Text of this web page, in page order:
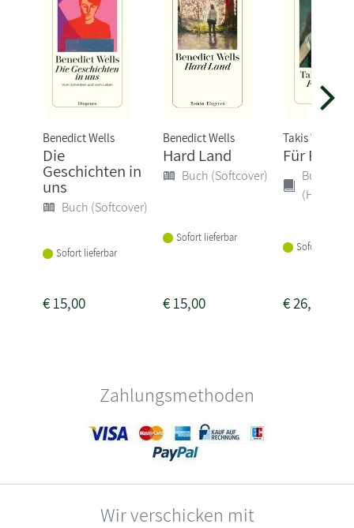
Benedict Wells
Die
Geschichten in
uns
Buch (Softcover)
Sofort lieferbar
€15,00
Benedict Wells
Hard Land
Buch (Softcover)
Sofort lieferbar
€15,00
Takis Würger
Für Polina
Buch
Sofort
€26,00
Zahlungsmethoden
Wir verschicken mit